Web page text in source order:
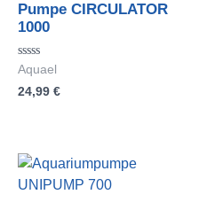
Pumpe CIRCULATOR
1000
Bewertet
mit
0
Aquael
24,99 €